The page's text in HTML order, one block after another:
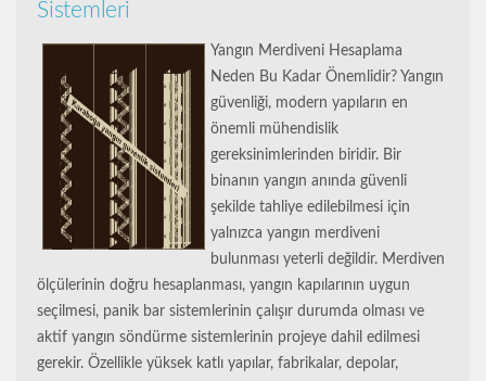
Sistemleri
Yangın Merdiveni Hesaplama
Neden Bu Kadar Önemlidir? Yangın
güvenliği, modern yapıların en
önemli mühendislik
gereksinimlerinden biridir. Bir
binanın yangın anında güvenli
şekilde tahliye edilebilmesi için
yalnızca yangın merdiveni
bulunması yeterli değildir. Merdiven
ölçülerinin doğru hesaplanması, yangın kapılarının uygun
seçilmesi, panik bar sistemlerinin çalışır durumda olması ve
aktif yangın söndürme sistemlerinin projeye dahil edilmesi
gerekir. Özellikle yüksek katlı yapılar, fabrikalar, depolar,